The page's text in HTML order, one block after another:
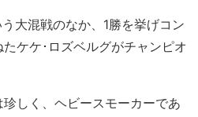
大混戦のなか、1勝を挙げコン
ケケ･ロズベルグがチャンピオ
しく、ヘビースモーカーであ